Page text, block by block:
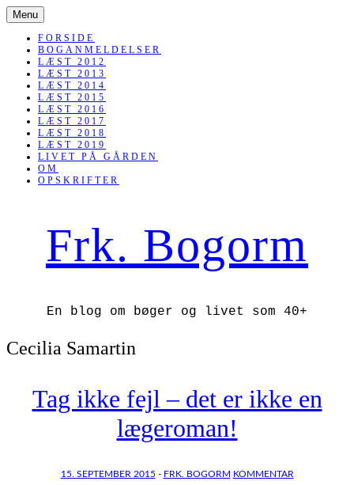
Menu SKIP
TO
CONTENT
FORSIDE
BOGANMELDELSER
LÆST 2012
LÆST 2013
LÆST 2014
LÆST 2015
LÆST 2016
LÆST 2017
LÆST 2018
LÆST 2019
LIVET PÅ GÅRDEN
OM
OPSKRIFTER
Frk. Bogorm
En blog om bøger og livet som 40+
Cecilia Samartin
Tag ikke fejl – det er ikke en
lægeroman!
15. SEPTEMBER 2015 - FRK. BOGORM KOMMENTAR